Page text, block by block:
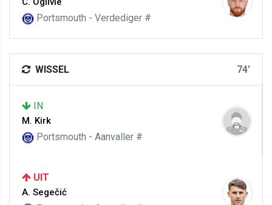
Portsmouth - Verdediger #
WISSEL 74'
IN
M. Kirk
Portsmouth - Aanvaller #
UIT
A. Segečić